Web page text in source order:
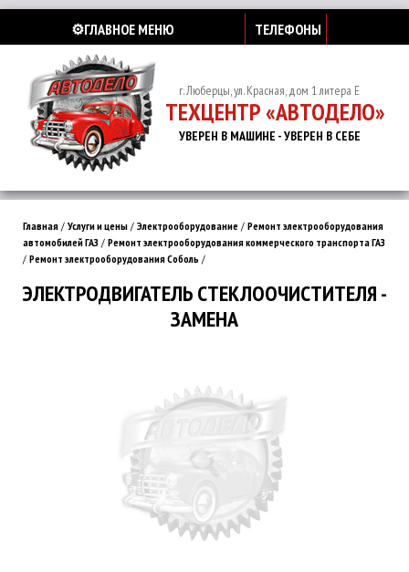
⚙️ГЛАВНОЕ МЕНЮ ТЕЛЕФОНЫ
г. Люберцы, ул. Красная, дом 1 литера Е
ТЕХЦЕНТР «АВТОДЕЛО»
УВЕРЕН В МАШИНЕ - УВЕРЕН В СЕБЕ
Главная / Услуги и цены / Электрооборудование / Ремонт электрооборудования
автомобилей ГАЗ / Ремонт электрооборудования коммерческого транспорта ГАЗ
/ Ремонт электрооборудования Соболь /
ЭЛЕКТРОДВИГАТЕЛЬ СТЕКЛООЧИСТИТЕЛЯ -
ЗАМЕНА